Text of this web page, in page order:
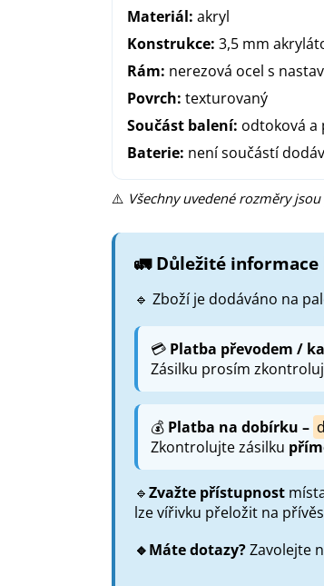
Materiál: akryl
Konstrukce: 3,5 mm
Rám: nerezová ocel s
Povrch: texturovaný
Součást balení: odtoková a
Baterie: není součástí
⚠️ Všechny uvedené rozměry
🚛 Důležité
🔹 Zboží je dodáváno na
💳 Platba převodem /
Zásilku prosím
💰 Platba na dobírku –
Zkontrolujte zásilku
🔹Zvažte přístupnost
lze vířivku přeložit na
🔹Máte dotazy?Zavolejte